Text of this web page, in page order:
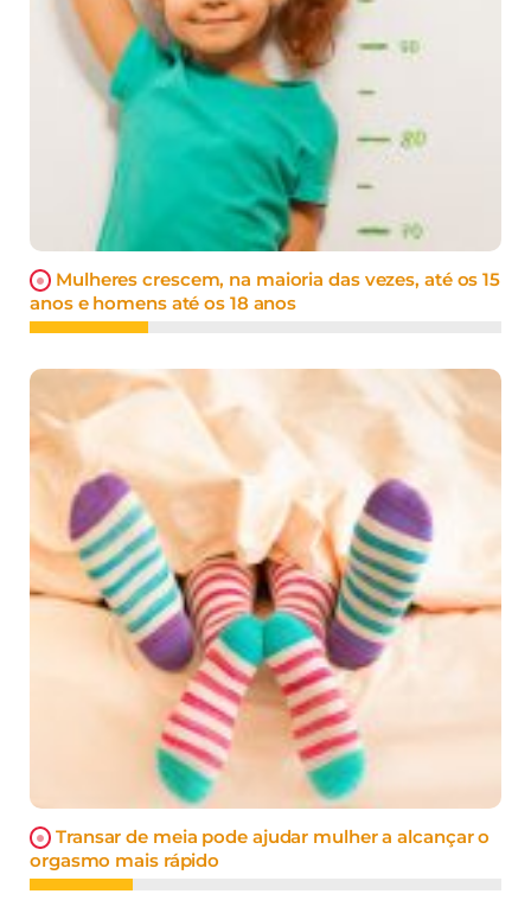
Mulheres crescem, na maioria das vezes, até os 15
anos e homens até os 18 anos
Transar de meia pode ajudar mulher a alcançar o
orgasmo mais rápido